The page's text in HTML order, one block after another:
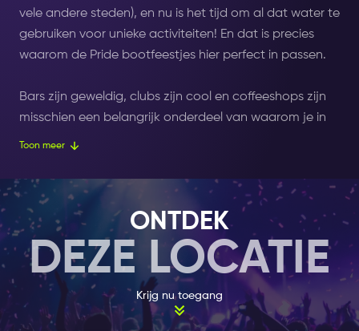
vele andere steden), en nu is het tijd om al dat water te
gebruiken voor unieke activiteiten! En dat is precies
waarom de Pride bootfeestjes hier perfect in passen.
Bars zijn geweldig, clubs zijn cool en coffeeshops zijn
misschien een belangrijk onderdeel van waarom je in
Amsterdam bent, maar als je jezelf eenmaal een
door de stad vaart, verandert alles.
Gewapend met geweldige dj’s, geweldige
geluidssystemen en alcohol die gemakkelijk uit de tap
stroomt, verlossen de bootfeestjes je van jouw aardse
zorgen en tillen je naar nieuwe niveaus van euforie op
de golven en geluiden.
Toon meer
ONTDEK
DEZE LOCATIE
Krijg nu toegang